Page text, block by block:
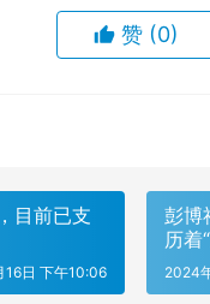
赞 (0)
目前已支
16日 下午10:06
彭博
历着
2024